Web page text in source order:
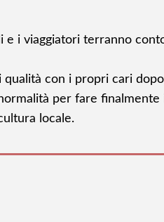
i viaggiatori terranno
con i propri cari
per fare finalmente
locale.